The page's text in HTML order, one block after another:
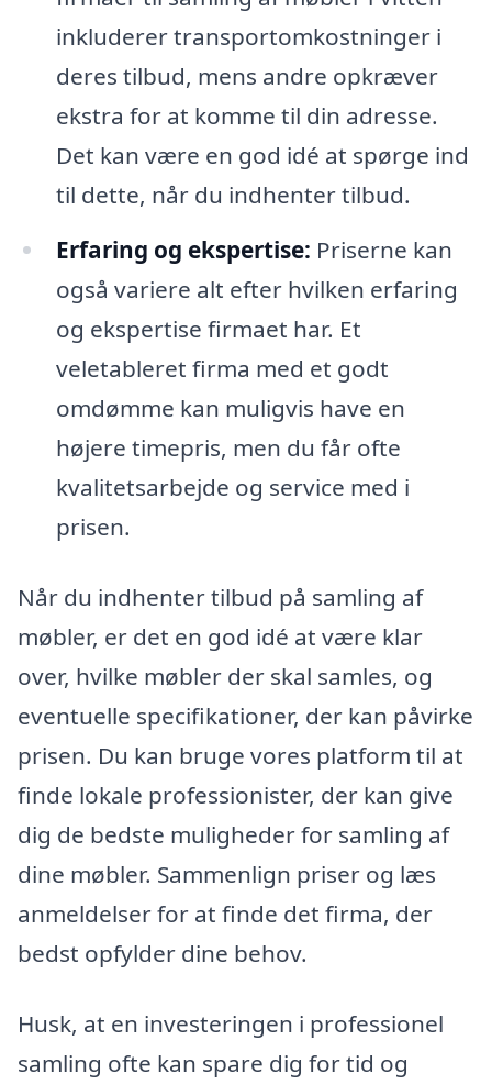
inkluderer transportomkostninger i
deres tilbud, mens andre opkræver
ekstra for at komme til din adresse.
Det kan være en god idé at spørge ind
til dette, når du indhenter tilbud.
Erfaring og ekspertise: Priserne kan
også variere alt efter hvilken erfaring
og ekspertise firmaet har. Et
veletableret firma med et godt
omdømme kan muligvis have en
højere timepris, men du får ofte
kvalitetsarbejde og service med i
prisen.
Når du indhenter tilbud på samling af
møbler, er det en god idé at være klar
over, hvilke møbler der skal samles, og
eventuelle specifikationer, der kan påvirke
prisen. Du kan bruge vores platform til at
finde lokale professionister, der kan give
dig de bedste muligheder for samling af
dine møbler. Sammenlign priser og læs
anmeldelser for at finde det firma, der
bedst opfylder dine behov.
Husk, at en investeringen i professionel
samling ofte kan spare dig for tid og